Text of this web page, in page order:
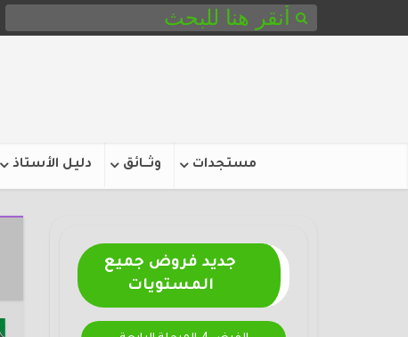
مستجدات وثـــائق دليل الأستاذ
جديد فروض جميع
المستويات